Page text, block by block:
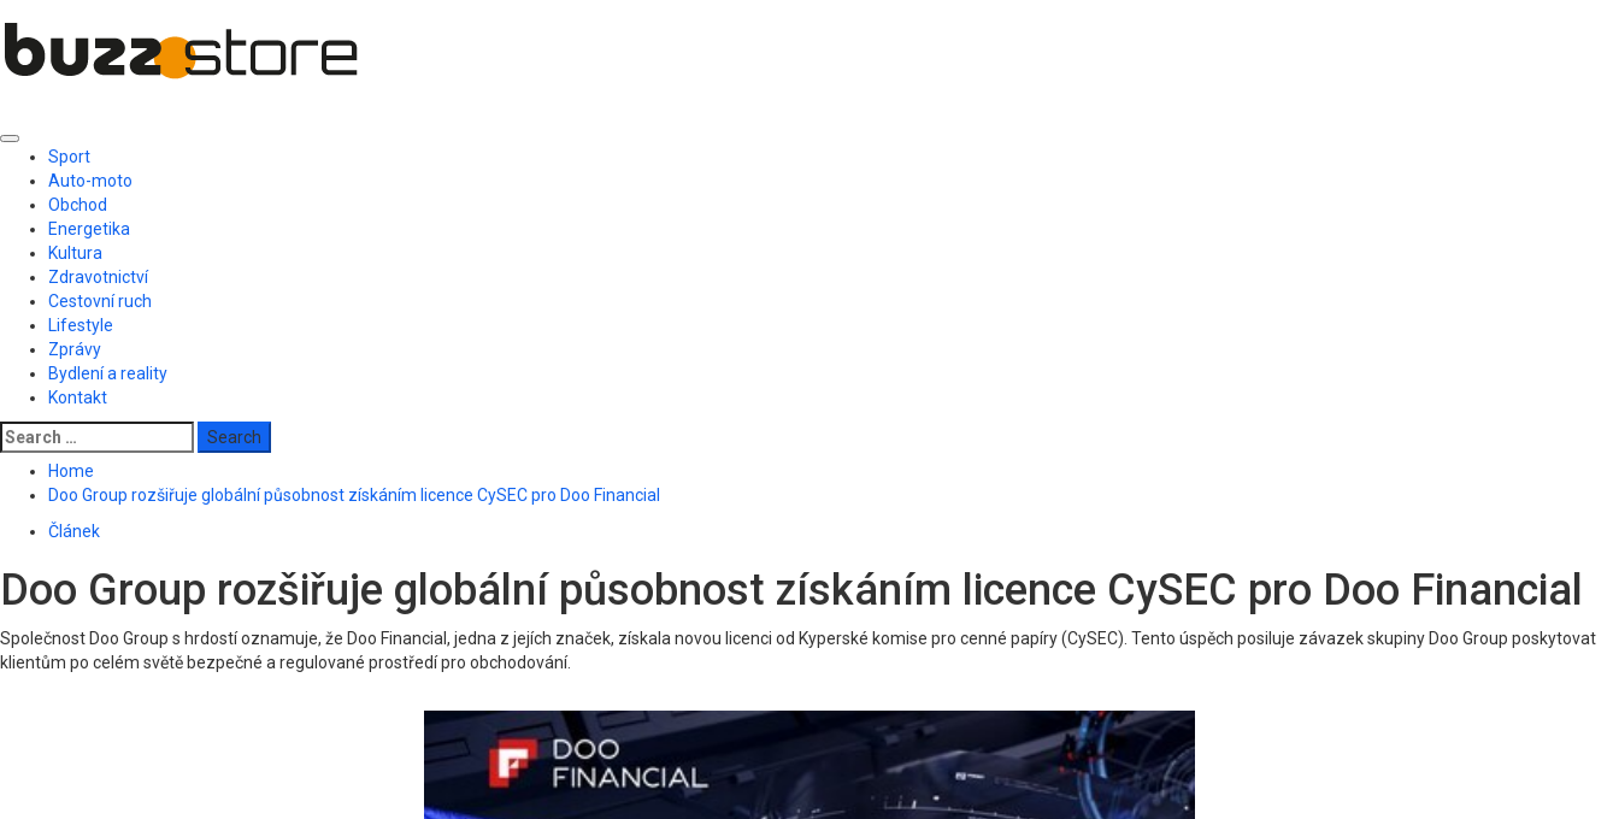
content
Primary
Menu
Sport
Auto-moto
Obchod
Energetika
Kultura
Zdravotnictví
Cestovní ruch
Lifestyle
Zprávy
Bydlení a reality
Kontakt
Search
for:
Home
Doo Group rozšiřuje globální působnost získáním licence CySEC pro Doo Financial
Článek
Doo Group rozšiřuje globální působnost získáním licence CySEC pro Doo Financial
Společnost Doo Group s hrdostí oznamuje, že Doo Financial, jedna z jejích značek, získala novou licenci od Kyperské komise pro cenné papíry (CySEC). Tento úspěch posiluje závazek skupiny Doo Group poskytovat
klientům po celém světě bezpečné a regulované prostředí pro obchodování.